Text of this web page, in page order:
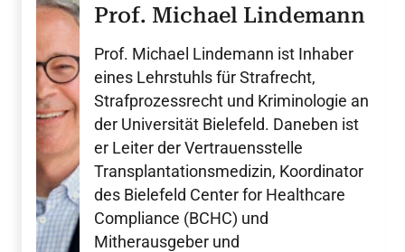
Prof. Michael Lindemann
Prof. Michael Lindemann ist Inhaber
eines Lehrstuhls für Strafrecht,
Strafprozessrecht und Kriminologie an
der Universität Bielefeld. Daneben ist
er Leiter der Vertrauensstelle
Transplantationsmedizin, Koordinator
des Bielefeld Center for Healthcare
Compliance (BCHC) und
Mitherausgeber und